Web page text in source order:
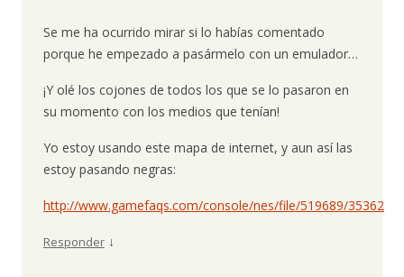
Se me ha ocurrido mirar si lo habías comentado
porque he empezado a pasármelo con un emulador…
¡Y olé los cojones de todos los que se lo pasaron en
su momento con los medios que tenían!
Yo estoy usando este mapa de internet, y aun así las
estoy pasando negras:
http://www.gamefaqs.com/console/nes/file/519689/35362
Responder ↓